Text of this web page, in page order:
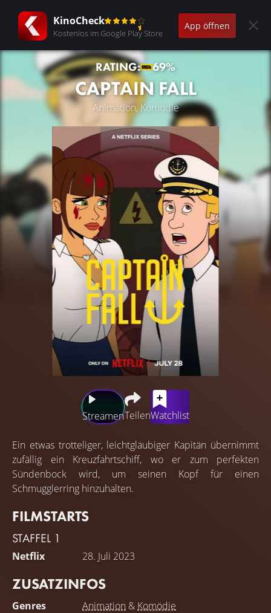
KinoCheck
Kostenlos im Google Play Store
App öffnen
RATING: 69%
CAPTAIN FALL
Animation, Komödie
StreamenTeilenWatchlist
Ein etwas trotteliger, leichtgläubiger Kapitän übernimmt
zufällig ein Kreuzfahrtschiff, wo er zum perfekten
Sündenbock wird, um seinen Kopf für einen
Schmugglerring hinzuhalten.
FILMSTARTS
STAFFEL 1
Netflix 28. Juli 2023
ZUSATZINFOS
Genres Animation & Komödie